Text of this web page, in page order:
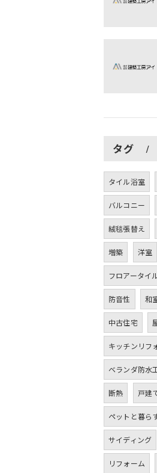
タグ
タイル浴室
バルコニー
絨毯張替え
増築 洋室
フロアータイ
防音性 和
中古住宅
キッチンリフ
ベランダ防水
断熱 戸建
ペットと暮ら
サイディング
リフォーム